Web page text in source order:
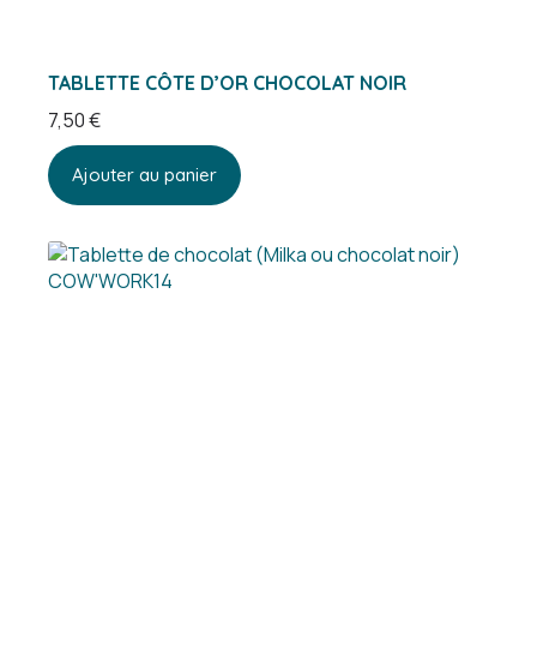
TABLETTE CÔTE D’OR CHOCOLAT NOIR
7,50€
Ajouter au panier